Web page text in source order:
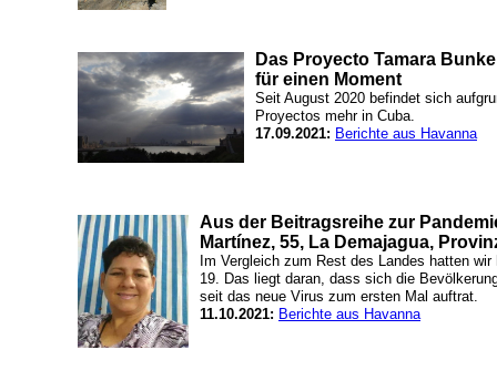
Das Proyecto Tamara
für einen Moment
Seit August 2020 befindet sich
Proyectos mehr in Cuba.
17.09.2021: Berichte aus Havanna
Aus der Beitragsreihe zur
Martínez, 55, La Demajagua,
Im Vergleich zum Rest des Landes hatten
19. Das liegt daran, dass sich die
seit das neue Virus zum ersten Mal auftrat.
11.10.2021: Berichte aus Havanna